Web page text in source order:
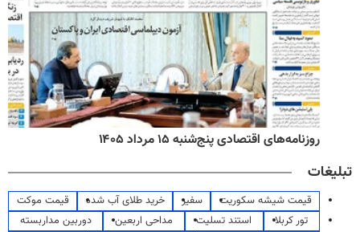
روزنامه‌های اقتصادی پنج‌شنبه ۱۵ مرداد ۱۴۰۵
تبلیغات
قیمت شیشه سکوریت سفیر خرید طلای آب شده
قیمت موکت
تور کربلا
استند تسلیت مداحی اربعین
دوربین مداربسته